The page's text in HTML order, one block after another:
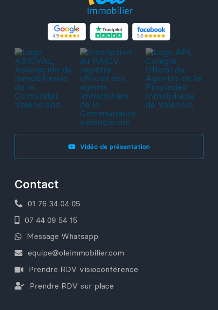
Vidéo de présentation
Contact
01 76 34 04 05
07 44 09 54 15
Message Whatsapp
equipe@oleimmobilier.com
Prendre RDV visioconférence
Prendre RDV sur place